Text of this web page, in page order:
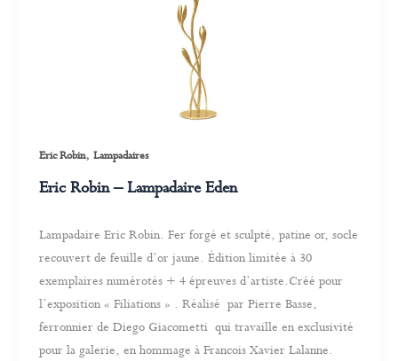
Eric Robin, Lampadaires
Eric Robin – Lampadaire Eden
Lampadaire Eric Robin. Fer forgé et sculpté, patine or, socle
recouvert de feuille d’or jaune. Édition limitée à 30
exemplaires numérotés + 4 épreuves d’artiste.Créé pour
l’exposition « Filiations » . Réalisé par Pierre Basse,
ferronnier de Diego Giacometti qui travaille en exclusivité
pour la galerie, en hommage à Francois Xavier Lalanne.